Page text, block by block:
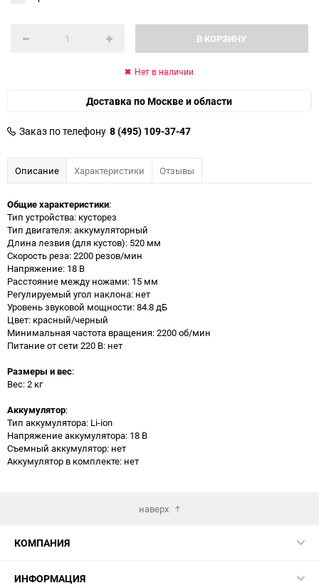
В КОРЗИНУ
Нет в наличии
Доставка по Москве и области
Заказ по телефону 8 (495) 109-37-47
Описание Характеристики Отзывы
Общие характеристики:
Тип устройства: кусторез
Тип двигателя: аккумуляторный
Длина лезвия (для кустов): 520 мм
Скорость реза: 2200 резов/мин
Напряжение: 18 В
Расстояние между ножами: 15 мм
Регулируемый угол наклона: нет
Уровень звуковой мощности: 84.8 дБ
Цвет: красный/черный
Минимальная частота вращения: 2200 об/мин
Питание от сети 220 В: нет
Размеры и вес:
Вес: 2 кг
Аккумулятор:
Тип аккумулятора: Li-ion
Напряжение аккумулятора: 18 В
Съемный аккумулятор: нет
Аккумулятор в комплекте: нет
наверх
КОМПАНИЯ
ИНФОРМАЦИЯ